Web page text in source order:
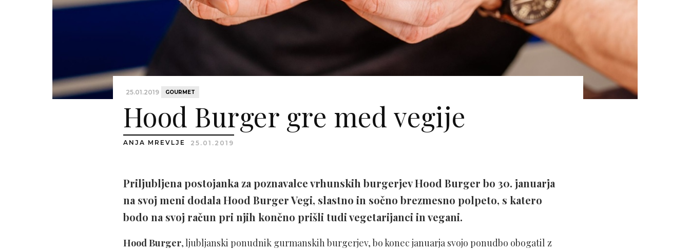
25.01.2019 GOURMET
Hood Burger gre med vegije
ANJA MREVLJE 25.01.2019
Priljubljena postojanka za poznavalce vrhunskih burgerjev Hood Burger bo 30. januarja
na svoj meni dodala Hood Burger Vegi, slastno in sočno brezmesno polpeto, s katero
bodo na svoj račun pri njih končno prišli tudi vegetarijanci in vegani.
Hood Burger, ljubljanski ponudnik gurmanskih burgerjev, bo konec januarja svojo ponudbo obogatil z